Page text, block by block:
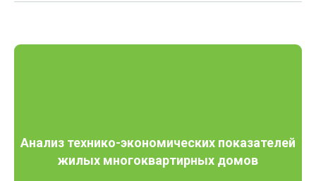
Анализ технико-экономических показателей
жилых многоквартирных домов